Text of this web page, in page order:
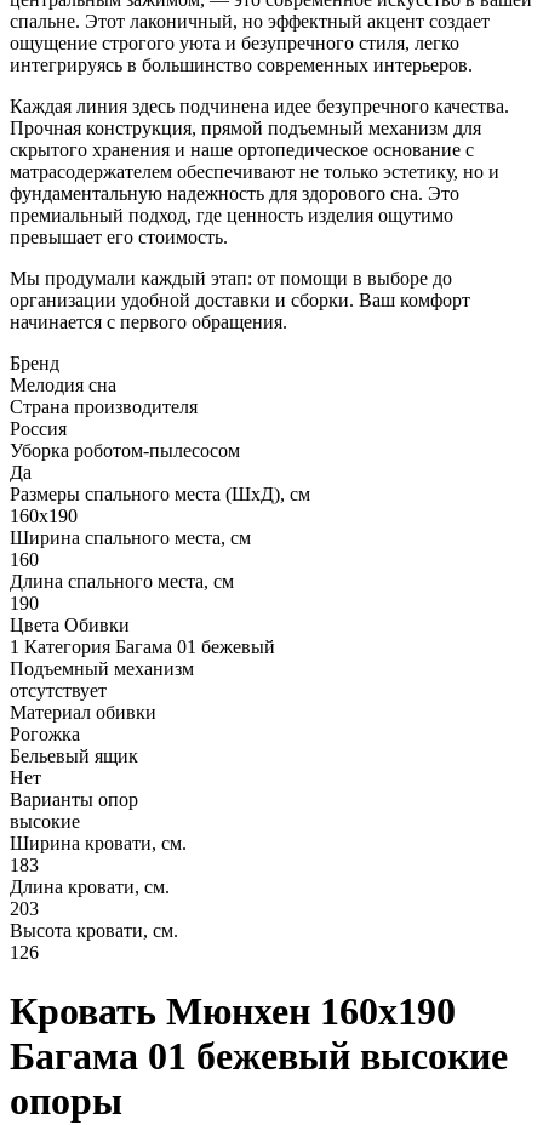
спальне. Этот лаконичный, но эффектный акцент создает
ощущение строгого уюта и безупречного стиля, легко
интегрируясь в большинство современных интерьеров.
Каждая линия здесь подчинена идее безупречного качества.
Прочная конструкция, прямой подъемный механизм для
скрытого хранения и наше ортопедическое основание с
матрасодержателем обеспечивают не только эстетику, но и
фундаментальную надежность для здорового сна. Это
премиальный подход, где ценность изделия ощутимо
превышает его стоимость.
Мы продумали каждый этап: от помощи в выборе до
организации удобной доставки и сборки. Ваш комфорт
начинается с первого обращения.
Бренд
Мелодия сна
Страна производителя
Россия
Уборка роботом-пылесосом
Да
Размеры спального места (ШхД), см
160х190
Ширина спального места, см
160
Длина спального места, см
190
Цвета Обивки
1 Категория Багама 01 бежевый
Подъемный механизм
отсутствует
Материал обивки
Рогожка
Бельевый ящик
Нет
Варианты опор
высокие
Ширина кровати, см.
183
Длина кровати, см.
203
Высота кровати, см.
126
Кровать Мюнхен 160х190
Багама 01 бежевый высокие
опоры